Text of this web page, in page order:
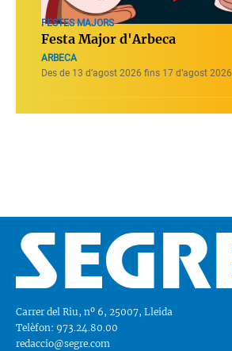
FESTES MAJORS
Festa Major d'Arbeca
ARBECA
Des de 13 d’agost 2026 fins 17 d’agost 2026
Carrer del Riu, nº 6, 25007, Lleida
Telèfon: 973.24.80.00
redaccio@segre.com